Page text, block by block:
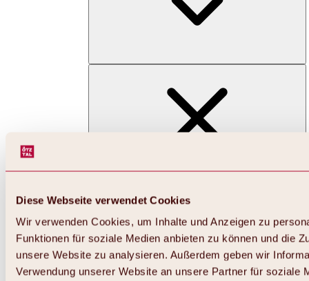
Diese Webseite verwendet Cookies
Wir verwenden Cookies, um Inhalte und Anzeigen zu
Funktionen für soziale Medien anbieten zu können und die
unsere Website zu analysieren. Außerdem geben wir
Verwendung unserer Website an unsere Partner für soziale